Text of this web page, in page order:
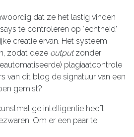
dat ze het lastig vinden
te controleren op ‘echtheid’
creatie ervan. Het systeem
zodat deze outputzonder
plagiaatcontrole
van dit blog de signatuur van een
gemist?
intelligentie heeft
Om er een paar te